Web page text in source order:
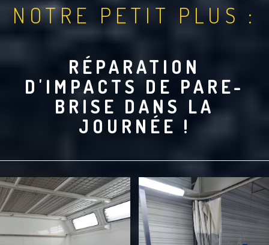
NOTRE PETIT PLUS :
RÉPARATION
D'IMPACTS DE PARE-
BRISE DANS LA
JOURNÉE !